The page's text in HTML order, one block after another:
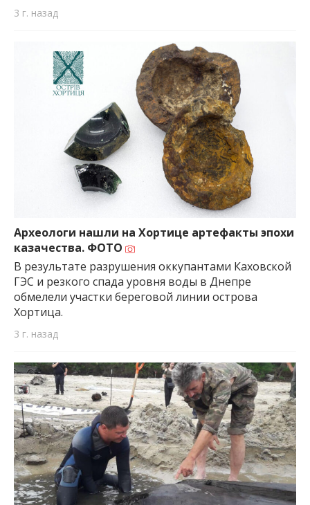
3 г. назад
Археологи нашли на Хортице артефакты эпохи
казачества. ФОТО
В результате разрушения оккупантами Каховской
ГЭС и резкого спада уровня воды в Днепре
обмелели участки береговой линии острова
Хортица.
3 г. назад